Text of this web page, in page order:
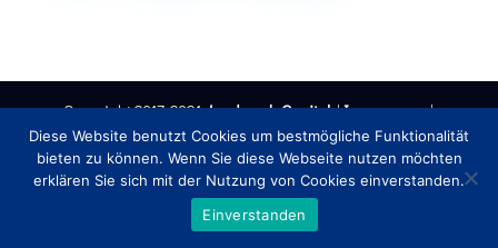
Copyright 2017-2021Jendrusch Capital|Impressum|
Datenschutzerklärung
Diese Website benutzt Cookies um bestmögliche Funktionalität
bieten zu können. Wenn Sie diese Webseite nutzen möchten
erklären Sie sich mit der Nutzung von Cookies einverstanden.
Einverstanden